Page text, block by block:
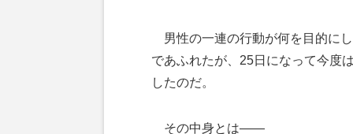
男性の一連の行動が何を目的に
であふれたが、25日になって今度
したのだ。
その中身とは――